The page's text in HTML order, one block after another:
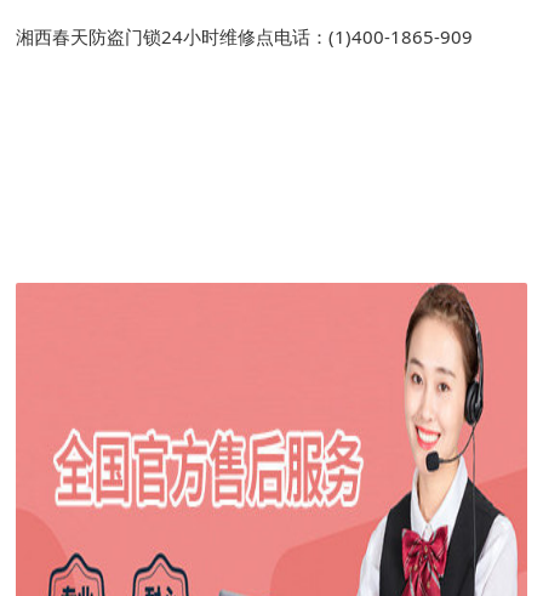
湘西春天防盗门锁24小时维修点电话：(1)400-1865-909